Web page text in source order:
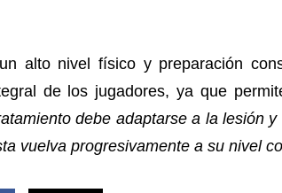
alto nivel físico y preparación
de los jugadores, ya que
debe adaptarse a la lesión
vuelva progresivamente a su nivel